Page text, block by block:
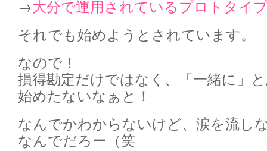
→大分で運用されているプロトタイ
それでも始めようとされています。
なので！
損得勘定だけではなく、「一緒に」
始めたないなぁと！
なんでかわからないけど、涙を流し
なんでだろー（笑